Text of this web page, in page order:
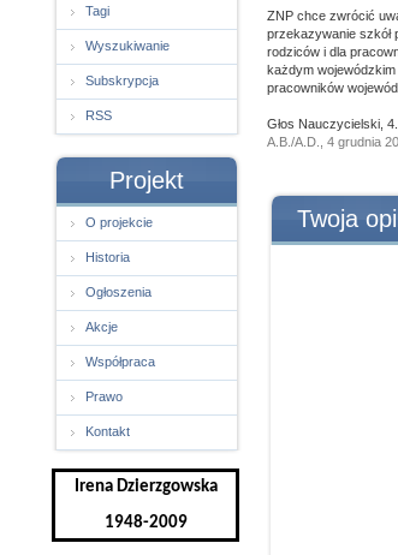
Tagi
Wyszukiwanie
Subskrypcja
RSS
Projekt
O projekcie
Historia
Ogłoszenia
Akcje
Współpraca
Prawo
Kontakt
Irena Dzierzgowska
1948-2009
ZNP chce zwrócić
przekazywanie szkół
rodziców i dla
każdym
pracowników
Głos Nauczycielski,
A.B./A.D., 4 grudnia
Twoja